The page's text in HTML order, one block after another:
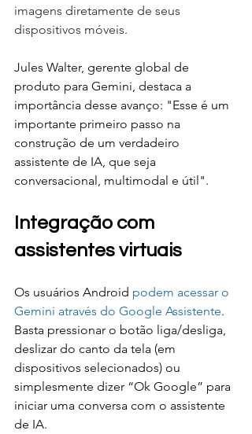
imagens diretamente de seus
dispositivos móveis.
Jules Walter, gerente global de
produto para Gemini, destaca a
importância desse avanço: "Esse é um
importante primeiro passo na
construção de um verdadeiro
assistente de IA, que seja
conversacional, multimodal e útil".
Integração com
assistentes virtuais
Os usuários Android podem acessar o
Gemini através do Google Assistente.
Basta pressionar o botão liga/desliga,
deslizar do canto da tela (em
dispositivos selecionados) ou
simplesmente dizer “Ok Google” para
iniciar uma conversa com o assistente
de IA.